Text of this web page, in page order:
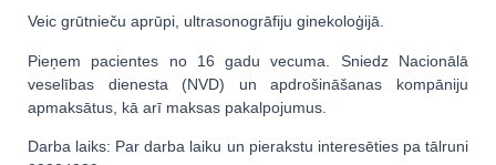
Veic grūtnieču aprūpi, ultrasonogrāfiju ginekoloģijā.
Pieņem pacientes no 16 gadu vecuma. Sniedz Nacionālā
veselības dienesta (NVD) un apdrošināšanas kompāniju
apmaksātus, kā arī maksas pakalpojumus.
Darba laiks: Par darba laiku un pierakstu interesēties pa tālruni